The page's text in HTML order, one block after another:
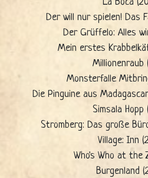
Der will nur spielen! Das
Der Grüffelo: Alles
Mein erstes
Millionenraub
Monsterfalle
Die Pinguine aus
Simsala Hopp
Stromberg: Das große
Village: Inn
Who's Who at the
Burgenland